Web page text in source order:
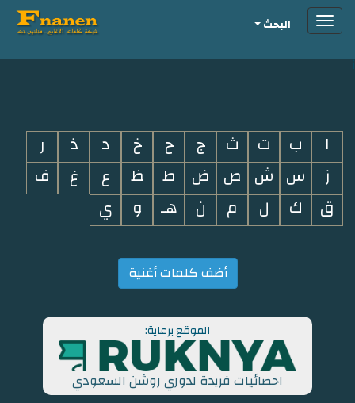
i
Toggleالبحث
ا ب ت ث ج ح خ د ذ
ر
ز
س ش ص ض ط ظ ع غ
ف
ق
ك ل م ن هـ و ي
أضف كلمات أغنية
الموقع برعاية:
احصائيات فريدة لدوري روشن السعودي